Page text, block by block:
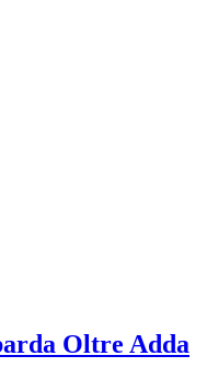
Oltre Adda